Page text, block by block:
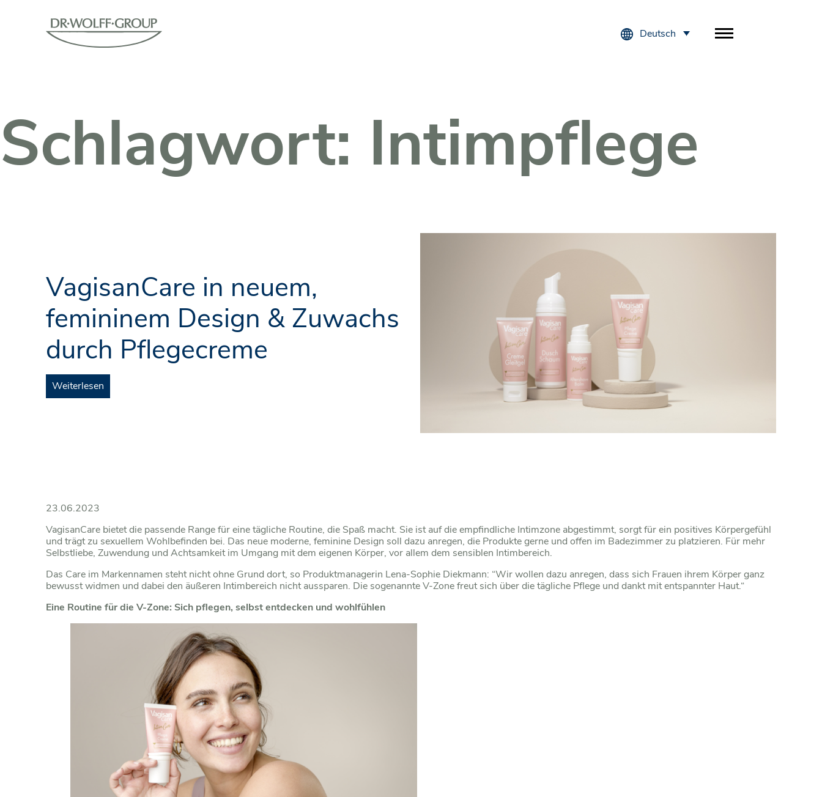
Deutsch
Schlagwort: Intimpflege
VagisanCare in neuem,
femininem Design & Zuwachs
durch Pflegecreme
Weiterlesen
23.06.2023
VagisanCare bietet die passende Range für eine tägliche Routine, die Spaß macht. Sie ist auf die empfindliche Intimzone abgestimmt, sorgt für ein positives Körpergefühl
und trägt zu sexuellem Wohlbefinden bei. Das neue moderne, feminine Design soll dazu anregen, die Produkte gerne und offen im Badezimmer zu platzieren. Für mehr
Selbstliebe, Zuwendung und Achtsamkeit im Umgang mit dem eigenen Körper, vor allem dem sensiblen Intimbereich.
Das Care im Markennamen steht nicht ohne Grund dort, so Produktmanagerin Lena-Sophie Diekmann: “Wir wollen dazu anregen, dass sich Frauen ihrem Körper ganz
bewusst widmen und dabei den äußeren Intimbereich nicht aussparen. Die sogenannte V-Zone freut sich über die tägliche Pflege und dankt mit entspannter Haut.“
Eine Routine für die V-Zone: Sich pflegen, selbst entdecken und wohlfühlen